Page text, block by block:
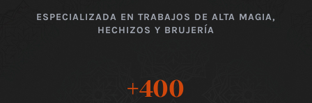
ESPECIALIZADA EN TRABAJOS DE ALTA MAGIA,
HECHIZOS Y BRUJERÍA
+400